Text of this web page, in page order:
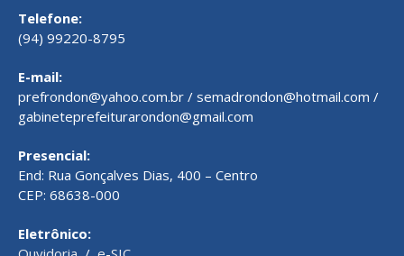
Telefone:
(94) 99220-8795
E-mail:
prefrondon@yahoo.com.br / semadrondon@hotmail.com /
gabineteprefeiturarondon@gmail.com
Presencial:
End: Rua Gonçalves Dias, 400 – Centro
CEP: 68638-000
Eletrônico: